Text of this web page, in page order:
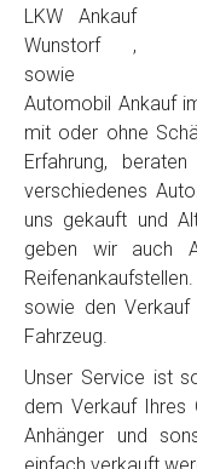
LKW Ankauf
Wunstorf ,
sowie
Automobil Ankauf
mit oder ohne
Erfahrung,
verschiedenes
uns gekauft und
geben wir auch
sowie den Verkauf
Fahrzeug.
Unser Service ist
dem Verkauf Ihres
Anhänger und